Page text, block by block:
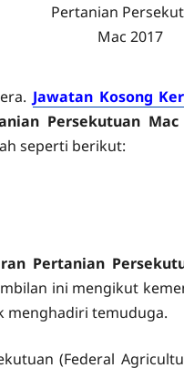
Pertanian
Mac 2017
Jawatan Kosong
Persekutuan Mac
seperti berikut:
Pertanian
ini mengikut
menghadiri temuduga.
(Federal